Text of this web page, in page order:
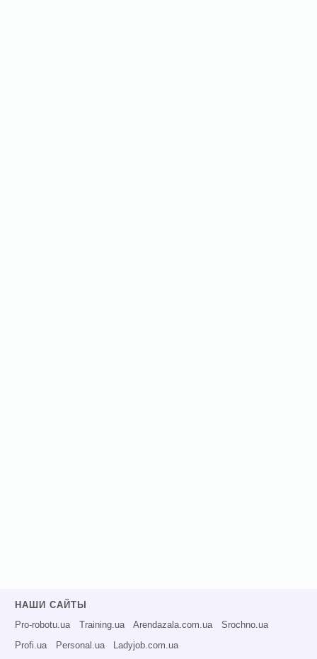
НАШИ САЙТЫ
Pro-robotu.ua Training.ua Arendazala.com.ua Srochno.ua
Profi.ua Personal.ua Ladyjob.com.ua